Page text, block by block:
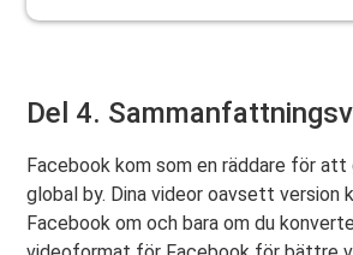
Del 4.
Facebook kom som en räddare för att
global by. Dina videor oavsett version
Facebook om och bara om du